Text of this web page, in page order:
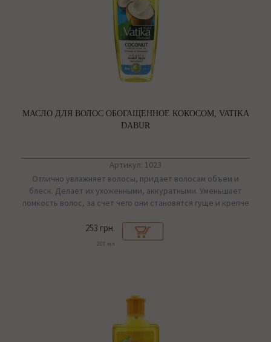
МАСЛО ДЛЯ ВОЛОС ОБОГАЩЕННОЕ КОКОСОМ, VATIKA
DABUR
Артикул: 1023
Отлично увлажняет волосы, придает волосам объем и
блеск. Делает их ухоженными, аккуратными. Уменьшает
ломкость волос, за счет чего они становятся гуще и крепче
253 грн.
200 мл